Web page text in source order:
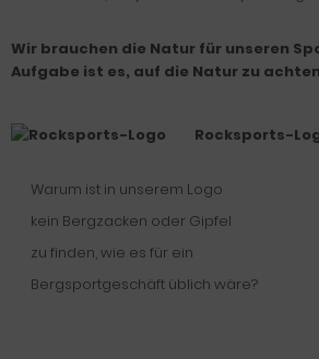
Wir brauchen die Natur für unseren
Aufgabe ist es, auf die Natur zu
Rocksports-
Warum ist in unserem Logo
kein Bergzacken oder Gipfel
zu finden, wie es für ein
Bergsportgeschäft üblich wäre?